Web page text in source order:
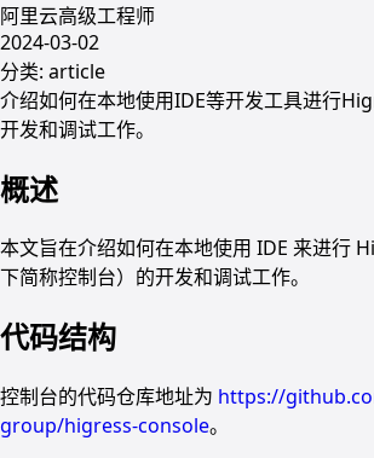
阿里云高级工程师
2024-03-02
分类: article
介绍如何在本地使用IDE等开发工具进行
开发和调试工作。
概述
本文旨在介绍如何在本地使用 IDE 来进行
下简称控制台）的开发和调试工作。
代码结构
控制台的代码仓库地址为 https://
group/higress-console。